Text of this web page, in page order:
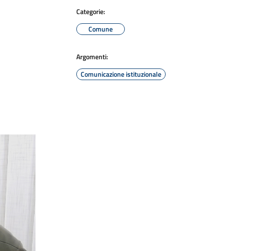
Categorie:
Comune
Argomenti:
Comunicazione istituzionale